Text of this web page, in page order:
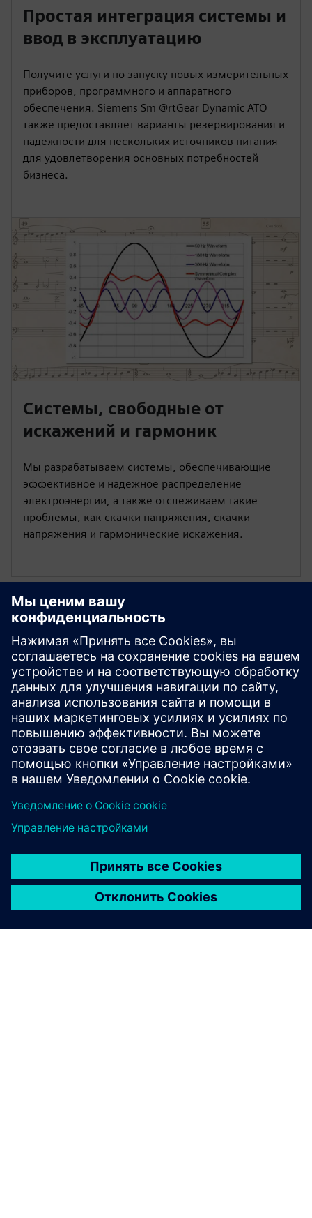
Простая интеграция системы и
ввод в эксплуатацию
Получите услуги по запуску новых измерительных
приборов, программного и аппаратного
обеспечения. Siemens Sm @rtGear Dynamic ATO
также предоставляет варианты резервирования и
надежности для нескольких источников питания
для удовлетворения основных потребностей
бизнеса.
Системы, свободные от
искажений и гармоник
Мы разрабатываем системы, обеспечивающие
эффективное и надежное распределение
электроэнергии, а также отслеживаем такие
проблемы, как скачки напряжения, скачки
напряжения и гармонические искажения.
Начать
Свяжитесь с нами